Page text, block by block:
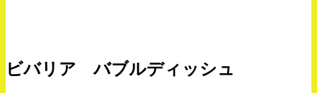
ビバリア バブルディッシュ